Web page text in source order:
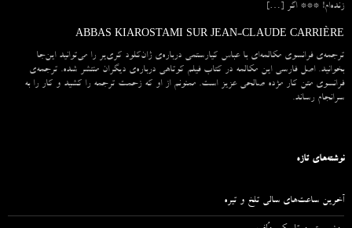
زنده‌ام! *** اگر […]
ABBAS KIAROSTAMI SUR JEAN-CLAUDE CARRIÈRE
ترجمه‌ی فرانسوی مکالمه‌ای با عباس کیارستمی درباره‌ی ژان‌کلود کری‌یر را می‌توانید این‌جا
بخوانید. اصل فارسی این مکالمه در کتاب فیلم کوتاهی درباره‌ی دیگران منتشر شده. ترجمه‌ی
فرانسوی متن کار مژده صالحی عزیز است. ممنونم از او که زحمت ترجمه را کشید و کار را به
سرانجام رساند.
نوشته‌های تازه
آخرین ساعت‌های سالی تلخ و تیره